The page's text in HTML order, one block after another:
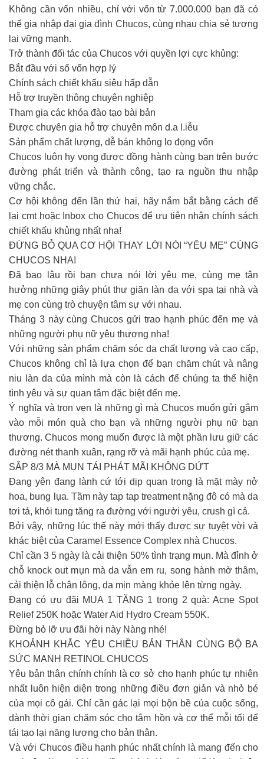
Không cần vốn nhiều, chỉ với vốn từ 7.000.000 bạn đã có
thể gia nhập đại gia đình Chucos, cùng nhau chia sẻ tương
lai vững mạnh.
Trở thành đối tác của Chucos với quyền lợi cực khủng:
Bắt đầu với số vốn hợp lý
Chính sách chiết khấu siêu hấp dẫn
Hỗ trợ truyền thông chuyên nghiệp
Tham gia các khóa đào tạo bài bản
Được chuyên gia hỗ trợ chuyên môn d.a l.iễu
Sản phẩm chất lượng, dễ bán không lo đọng vốn
Chucos luôn hy vọng được đồng hành cùng bạn trên bước
đường phát triển và thành công, tạo ra nguồn thu nhập
vững chắc.
Cơ hội không đến lần thứ hai, hãy nắm bắt bằng cách để
lại cmt hoặc Inbox cho Chucos để ưu tiên nhận chính sách
chiết khấu khủng nhất nha!
ĐỪNG BỎ QUA CƠ HỘI THAY LỜI NÓI “YÊU MẸ” CÙNG
CHUCOS NHA!
Đã bao lâu rồi bạn chưa nói lời yêu mẹ, cùng mẹ tận
hưởng những giây phút thư giãn làn da với spa tại nhà và
mẹ con cùng trò chuyện tâm sự với nhau.
Tháng 3 này cùng Chucos gửi trao hạnh phúc đến mẹ và
những người phụ nữ yêu thương nha!
Với những sản phẩm chăm sóc da chất lượng và cao cấp,
Chucos không chỉ là lựa chọn để bạn chăm chút và nâng
niu làn da của mình mà còn là cách để chúng ta thể hiện
tình yêu và sự quan tâm đặc biệt đến mẹ.
Ý nghĩa và trọn vẹn là những gì mà Chucos muốn gửi gắm
vào mỗi món quà cho bạn và những người phụ nữ bạn
thương. Chucos mong muốn được là một phần lưu giữ các
đường nét thanh xuân, rạng rỡ và mãi hạnh phúc của mẹ.
SẮP 8/3 MÀ MỤN TÁI PHÁT MÃI KHÔNG DỨT
Đang yên đang lành cứ tới dịp quan trọng là mặt mày nở
hoa, bung lụa. Tầm này tap tap treatment nặng đô có mà da
tơi tả, khỏi tung tăng ra đường với người yêu, crush gì cả.
Bởi vậy, những lúc thế này mới thấy được sự tuyệt vời và
khác biệt của Caramel Essence Complex nhà Chucos.
Chỉ cần 3 5 ngày là cải thiện 50% tình trạng mụn. Mà đỉnh ở
chỗ knock out mụn mà da vẫn em ru, song hành mờ thâm,
cải thiện lỗ chân lông, da mịn màng khỏe lên từng ngày.
Đang có ưu đãi MUA 1 TẶNG 1 trong 2 quà: Acne Spot
Relief 250K hoặc Water Aid Hydro Cream 550K.
Đừng bỏ lỡ ưu đãi hời này Nàng nhé!
KHOẢNH KHẮC YÊU CHIỀU BẢN THÂN CÙNG BỘ BA
SỨC MẠNH RETINOL CHUCOS
Yêu bản thân chính chính là cơ sở cho hạnh phúc tự nhiên
nhất luôn hiện diện trong những điều đơn giản và nhỏ bé
của mọi cô gái. Chỉ cần gác lại mọi bộn bề của cuộc sống,
dành thời gian chăm sóc cho tâm hồn và cơ thể mỗi tối để
tái tạo lại năng lượng cho bản thân.
Và với Chucos điều hạnh phúc nhất chính là mang đến cho